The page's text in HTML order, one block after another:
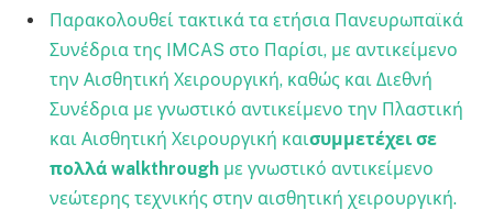
Παρακολουθεί τακτικά τα ετήσια Πανευρωπαϊκά
Συνέδρια της IMCAS στο Παρίσι, με αντικείμενο
την Αισθητική Χειρουργική, καθώς και Διεθνή
Συνέδρια με γνωστικό αντικείμενο την Πλαστική
και Αισθητική Χειρουργική καισυμμετέχει σε
πολλά walkthrough με γνωστικό αντικείμενο
νεώτερης τεχνικής στην αισθητική χειρουργική.